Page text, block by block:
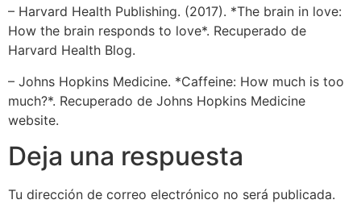
– Harvard Health Publishing. (2017). *The brain in love:
How the brain responds to love*. Recuperado de
Harvard Health Blog.
– Johns Hopkins Medicine. *Caffeine: How much is too
much?*. Recuperado de Johns Hopkins Medicine
website.
Deja una respuesta
Tu dirección de correo electrónico no será publicada.